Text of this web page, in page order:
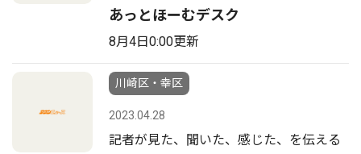
あっとほーむデスク
8月4日0:00更新
川崎区・幸区
2023.04.28
記者が見た、聞いた、感じた、を伝える